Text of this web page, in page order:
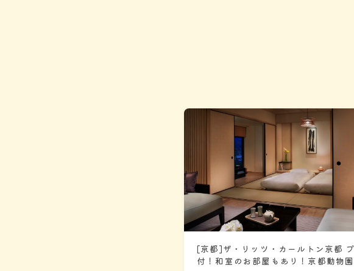
[京都]ザ・リッツ・カールトン京都
付！和室のお部屋もあり！京都動物